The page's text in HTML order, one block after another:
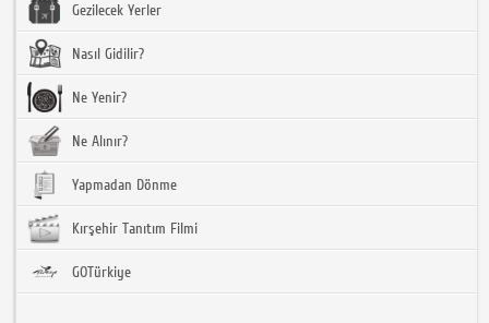
Gezilecek Yerler
Nasıl Gidilir?
Ne Yenir?
Ne Alınır?
Yapmadan Dönme
Kırşehir Tanıtım Filmi
GOTürkiye